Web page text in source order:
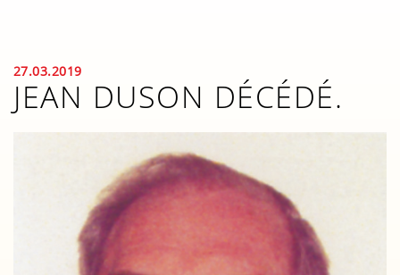
27.03.2019
JEAN DUSON DÉCÉDÉ.